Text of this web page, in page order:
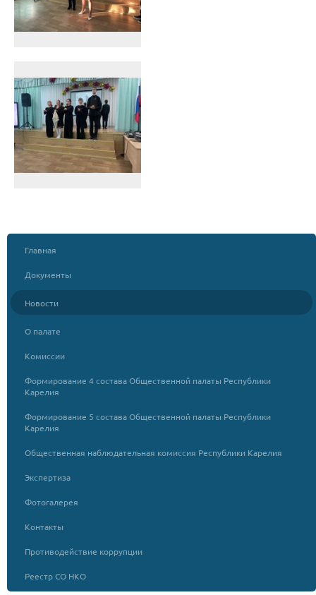
Главная
Документы
Новости
О палате
Комиссии
Формирование 4 состава Общественной палаты Республики
Карелия
Формирование 5 состава Общественной палаты Республики
Карелия
Общественная наблюдательная комиссия Республики Карелия
Экспертиза
Фотогалерея
Контакты
Противодействие коррупции
Реестр СО НКО